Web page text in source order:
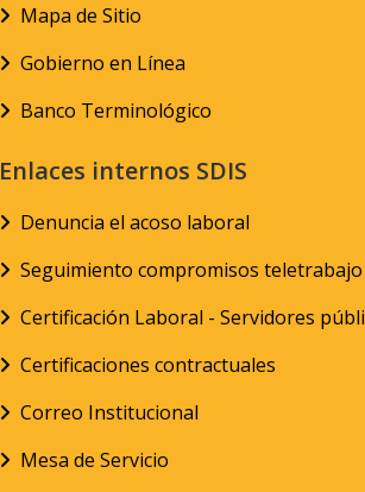
Mapa de Sitio
Gobierno en Línea
Banco Terminológico
Enlaces internos SDIS
Denuncia el acoso laboral
Seguimiento compromisos teletrabajo
Certificación Laboral - Servidores
Certificaciones contractuales
Correo Institucional
Mesa de Servicio